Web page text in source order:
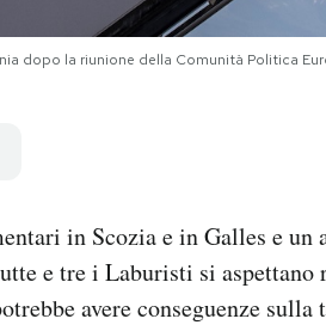
dopo la riunione della Comunità Politica
in Scozia e in Galles e
e tre i Laburisti si aspettano
avere conseguenze sulla